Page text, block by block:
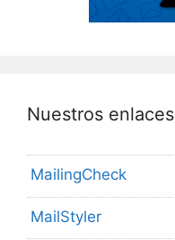
Nuestros enlaces
MailingCheck
MailStyler